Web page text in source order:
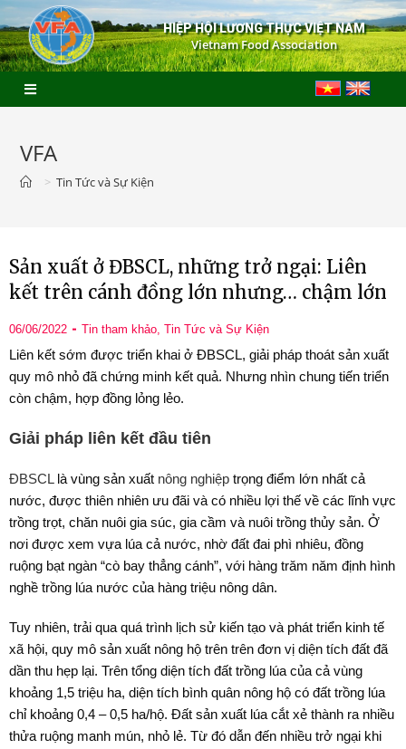
HIỆP HỘI LƯƠNG THỰC VIỆT NAM
Vietnam Food Association
VFA
> Tin Tức và Sự Kiện
Sản xuất ở ĐBSCL, những trở ngại: Liên
kết trên cánh đồng lớn nhưng… chậm lớn
06/06/2022 Tin tham khảo, Tin Tức và Sự Kiện
Liên kết sớm được triển khai ở ĐBSCL, giải pháp thoát sản xuất
quy mô nhỏ đã chứng minh kết quả. Nhưng nhìn chung tiến triển
còn chậm, hợp đồng lỏng lẻo.
Giải pháp liên kết đầu tiên
ĐBSCLlà vùng sản xuất nông nghiệp trọng điểm lớn nhất cả
nước, được thiên nhiên ưu đãi và có nhiều lợi thế về các lĩnh vực
trồng trọt, chăn nuôi gia súc, gia cầm và nuôi trồng thủy sản. Ở
nơi được xem vựa lúa cả nước, nhờ đất đai phì nhiêu, đồng
ruộng bạt ngàn “cò bay thẳng cánh”, với hàng trăm năm định hình
nghề trồng lúa nước của hàng triệu nông dân.
Tuy nhiên, trải qua quá trình lịch sử kiến tạo và phát triển kinh tế
xã hội, quy mô sản xuất nông hộ trên trên đơn vị diện tích đất đã
dần thu hẹp lại. Trên tổng diện tích đất trồng lúa của cả vùng
khoảng 1,5 triệu ha, diện tích bình quân nông hộ có đất trồng lúa
chỉ khoảng 0,4 – 0,5 ha/hộ. Đất sản xuất lúa cắt xẻ thành ra nhiều
thửa ruộng manh mún, nhỏ lẻ. Từ đó dẫn đến nhiều trở ngại khi